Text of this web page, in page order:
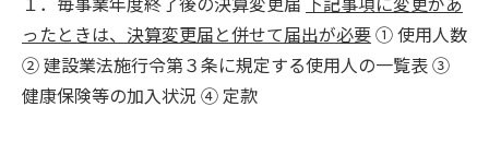
ったときは、決算変更届と併せて届出が必要① 使用人数
② 建設業法施行令第３条に規定する使用人の一覧表 ③
健康保険等の加入状況 ④ 定款